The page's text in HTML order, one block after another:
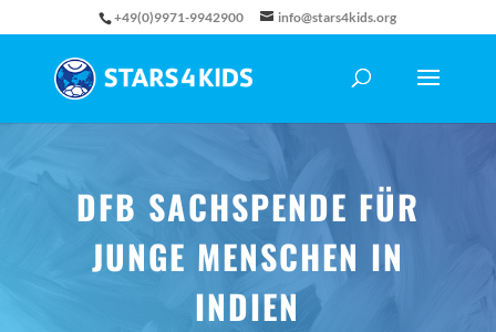
+49(0)9971-9942900 info@stars4kids.org
DFB SACHSPENDE FÜR
JUNGE MENSCHEN IN
INDIEN